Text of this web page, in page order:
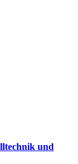
und